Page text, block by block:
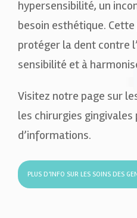
hypersensibilité, un
besoin esthétique.
protéger la dent contre
sensibilité et à
Visitez notre page sur
les chirurgies gingivales
d’informations.
PLUS D’INFO SUR LES SOINS DES